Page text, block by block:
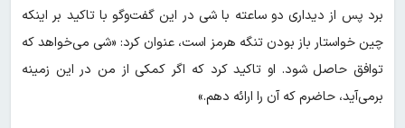
برد پس از دیداری دو ساعته با شی در این گفت‌وگو با تاکید بر اینکه
چین خواستار باز بودن تنگه هرمز است، عنوان کرد: «شی می‌خواهد که
توافق حاصل شود. او تاکید کرد که اگر کمکی از من در این زمینه
برمی‌آید، حاضرم که آن را ارائه دهم.»